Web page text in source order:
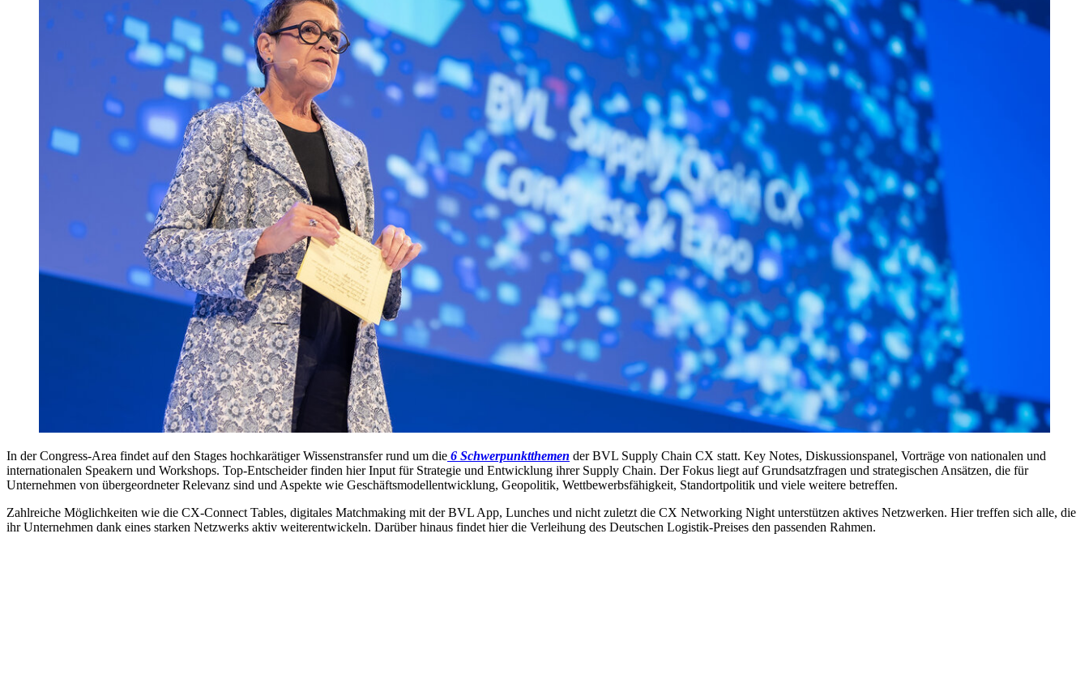
In der Congress-Area findet auf den Stages hochkarätiger Wissenstransfer rund um die 6 Schwerpunktthemen der BVL Supply Chain CX statt. Key Notes, Diskussionspanel, Vorträge von nationalen und
internationalen Speakern und Workshops. Top-Entscheider finden hier Input für Strategie und Entwicklung ihrer Supply Chain. Der Fokus liegt auf Grundsatzfragen und strategischen Ansätzen, die für
Unternehmen von übergeordneter Relevanz sind und Aspekte wie Geschäftsmodellentwicklung, Geopolitik, Wettbewerbsfähigkeit, Standortpolitik und viele weitere betreffen.
Zahlreiche Möglichkeiten wie die CX-Connect Tables, digitales Matchmaking mit der BVL App, Lunches und nicht zuletzt die CX Networking Night unterstützen aktives Netzwerken. Hier treffen sich alle, die
ihr Unternehmen dank eines starken Netzwerks aktiv weiterentwickeln. Darüber hinaus findet hier die Verleihung des Deutschen Logistik-Preises den passenden Rahmen.